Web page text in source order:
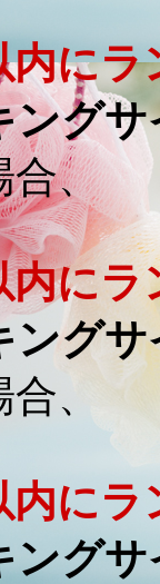
内に
ングサ
合、
内に
ングサ
、
内に
ングサ